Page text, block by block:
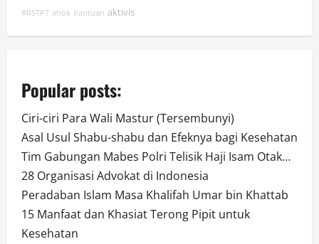
#RSTPT ahok bantuan aktivis
Popular posts:
Ciri-ciri Para Wali Mastur (Tersembunyi)
Asal Usul Shabu-shabu dan Efeknya bagi Kesehatan
Tim Gabungan Mabes Polri Telisik Haji Isam Otak…
28 Organisasi Advokat di Indonesia
Peradaban Islam Masa Khalifah Umar bin Khattab
15 Manfaat dan Khasiat Terong Pipit untuk
Kesehatan